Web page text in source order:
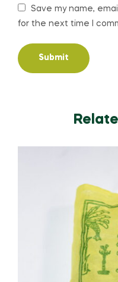
Save my name,
for the next time I